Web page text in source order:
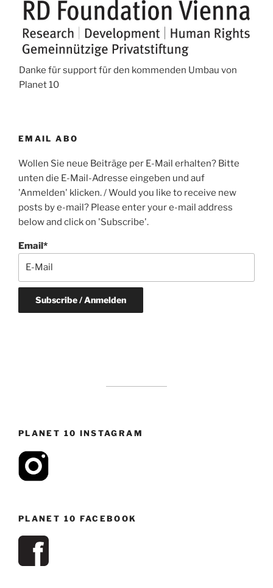
Danke für support für den kommenden Umbau von
Planet 10
EMAIL ABO
Wollen Sie neue Beiträge per E-Mail erhalten? Bitte
unten die E-Mail-Adresse eingeben und auf
'Anmelden' klicken. / Would you like to receive new
posts by e-mail? Please enter your e-mail address
below and click on 'Subscribe'.
Email*
PLANET 10 INSTAGRAM
PLANET 10 FACEBOOK